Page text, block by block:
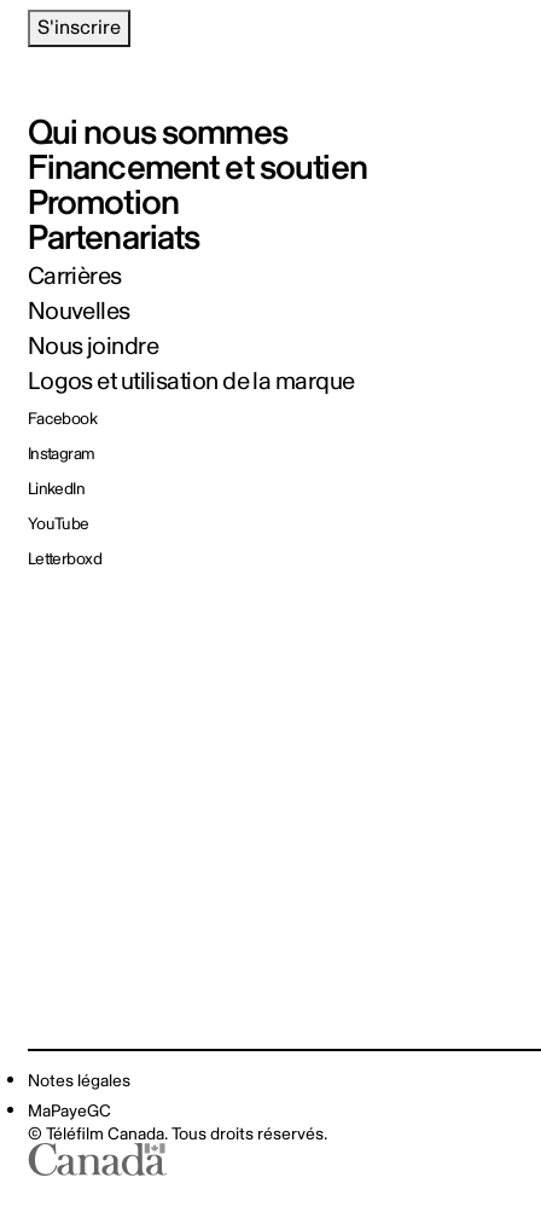
S'inscrire
Qui nous sommes
Financement et soutien
Promotion
Partenariats
Carrières
Nouvelles
Nous joindre
Logos et utilisation de la marque
Facebook
Instagram
LinkedIn
YouTube
Letterboxd
Notes légales
MaPayeGC
© Téléfilm Canada. Tous droits réservés.